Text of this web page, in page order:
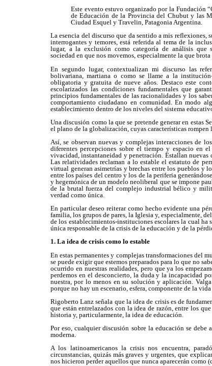
Este evento estuvo organizado por la Fundación
de Educación de la Provincia del Chubut y las
Ciudad Esquel y Travelin, Patagonia Argentina.
La esencia del discurso que da sentido a mis reflexiones,
interrogantes y temores, está referida al tema de la
lugar, a la exclusión como categoría de análisis que
sociedad en que nos movemos, especialmente la que
En segundo lugar, contextualizan mi discurso las
bolivariana, martiana o como se llame a la
obligatoria y gratuita de nueve años. Destaco este
escolarizados las condiciones fundamentales que
principios fundamentales de las racionalidades y los
comportamiento ciudadano en comunidad. En modo
establecimiento dentro de los niveles del sistema
Una discusión como la que se pretende generar en estas
el plano de la globalización, cuyas características rompen
Así, se observan nuevas y complejas interacciones de
diferentes percepciones sobre el tiempo y espacio en
vivacidad, instantaneidad y penetración. Estallan
Las relatividades reclaman a lo estable el estatuto de
virtual generan asimetrías y brechas entre los pueblos y
entre los países del centro y los de la periferia
y hegemónica de un modelo neoliberal que se impone
de la brutal fuerza del complejo industrial bélico y
verdad como única.
En particular deseo reiterar como hecho evidente una
familia, los grupos de pares, la Iglesia y, especialmente,
de los establecimientos-instituciones escolares la cual ha
única responsable de la crisis de la educación y de la
1. La idea de crisis como lo estable
En estas permanentes y complejas transformaciones del
se puede exigir que estemos preparados para lo que no
ocurrido en nuestras realidades, pero que ya los
perdemos en el desconcierto, la duda y la incapacidad
nuestra, por lo menos en su solución y aplicación.
porque no hay un escenario, esfera, componente de la
Rigoberto Lanz señala que la idea de crisis es de
que están entrelazados con la idea de razón, entre los
historia y, particularmente, la idea de educación.
Por eso, cualquier discusión sobre la educación se
moderna.
A los latinoamericanos la crisis nos encuentra,
circunstancias, quizás más graves y urgentes, que
nos hicieron perder aquellos que nunca aparecerán como